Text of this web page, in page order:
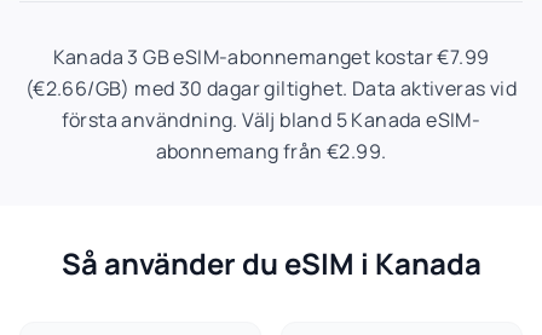
Kanada 3 GB eSIM-abonnemanget kostar €7.99
(€2.66/GB) med 30 dagar giltighet. Data aktiveras vid
första användning. Välj bland 5 Kanada eSIM-
abonnemang från €2.99.
Så använder du eSIM i Kanada